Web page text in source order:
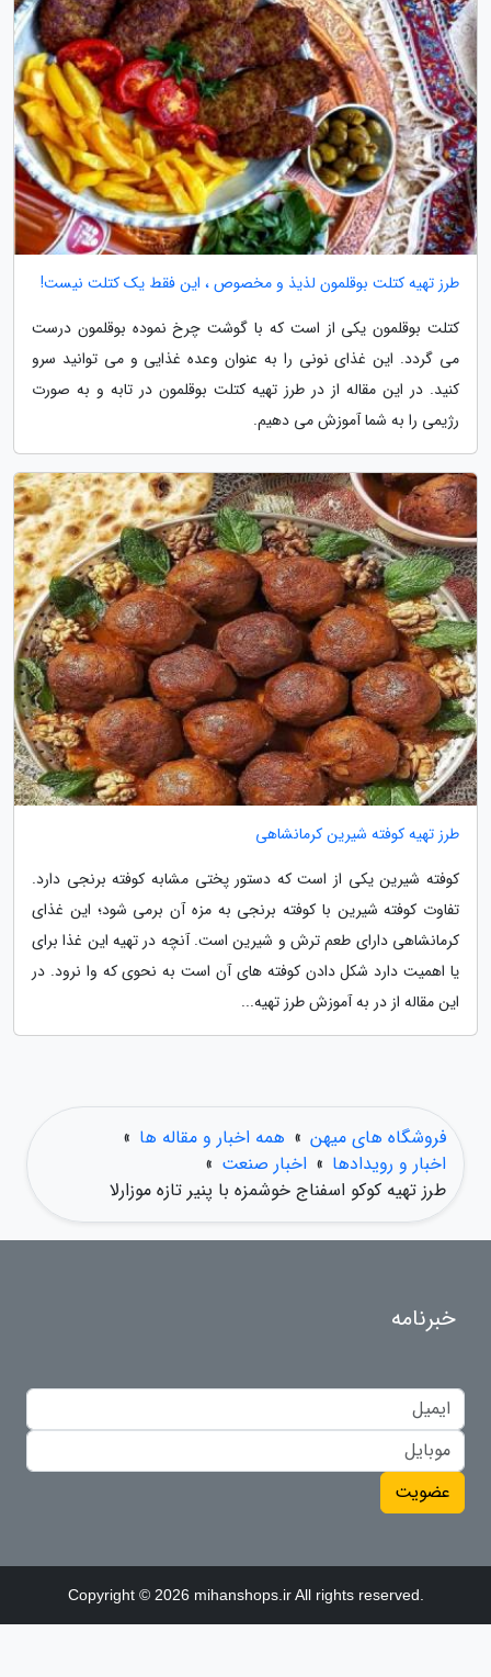
طرز تهیه کتلت بوقلمون لذیذ و مخصوص ، این فقط یک کتلت نیست!
کتلت بوقلمون یکی از است که با گوشت چرخ نموده بوقلمون درست
می گردد. این غذای نونی را به عنوان وعده غذایی و می توانید سرو
کنید. در این مقاله از در طرز تهیه کتلت بوقلمون در تابه و به صورت
رژیمی را به شما آموزش می دهیم.
طرز تهیه کوفته شیرین کرمانشاهی
کوفته شیرین یکی از است که دستور پختی مشابه کوفته برنجی دارد.
تفاوت کوفته شیرین با کوفته برنجی به مزه آن برمی شود؛ این غذای
کرمانشاهی دارای طعم ترش و شیرین است. آنچه در تهیه این غذا برای
یا اهمیت دارد شکل دادن کوفته های آن است به نحوی که وا نرود. در
این مقاله از در به آموزش طرز تهیه...
فروشگاه های میهن » همه اخبار و مقاله ها »
اخبار و رویدادها » اخبار صنعت »
طرز تهیه کوکو اسفناج خوشمزه با پنیر تازه موزارلا
خبرنامه
عضویت
Copyright © 2026 mihanshops.ir All rights reserved.